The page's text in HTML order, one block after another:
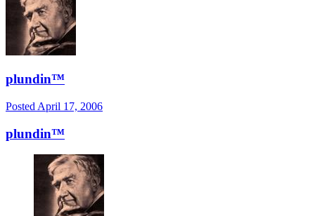
plundin™
Posted April 17, 2006
plundin™